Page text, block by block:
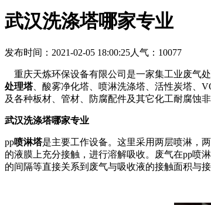
武汉洗涤塔哪家专业
发布时间：2021-02-05 18:00:25人气：10077
重庆天炼环保设备有限公司是一家集工业废气
处理塔、酸雾净化塔、喷淋洗涤塔、活性炭塔、
及各种板材、管材、防腐配件及其它化工耐腐蚀非
武汉洗涤塔哪家专业
pp喷淋塔是主要工作设备。这里采用两层喷淋，
的液膜上充分接触，进行溶解吸收。废气在pp喷
的间隔等直接关系到废气与吸收液的接触面积与